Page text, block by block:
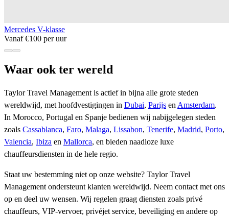
Mercedes V-klasse
Vanaf €100 per uur
Waar ook ter wereld
Taylor Travel Management is actief in bijna alle grote steden
wereldwijd, met hoofdvestigingen in Dubai, Parijs en Amsterdam.
In Morocco, Portugal en Spanje bedienen wij nabijgelegen steden
zoals Cassablanca, Faro, Malaga, Lissabon, Tenerife, Madrid, Porto,
Valencia, Ibiza en Mallorca, en bieden naadloze luxe
chauffeursdiensten in de hele regio.
Staat uw bestemming niet op onze website? Taylor Travel
Management ondersteunt klanten wereldwijd. Neem contact met ons
op en deel uw wensen. Wij regelen graag diensten zoals privé
chauffeurs, VIP-vervoer, privéjet service, beveiliging en andere op